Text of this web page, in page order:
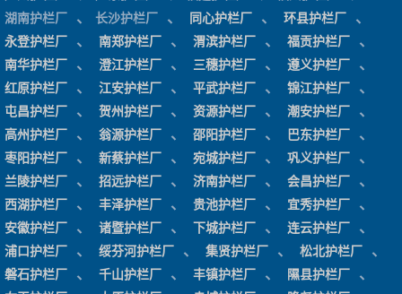
湖南护栏厂 、 长沙护栏厂 、 同心护栏厂 、 环县护栏厂 、
永登护栏厂 、 南郑护栏厂 、 渭滨护栏厂 、 福贡护栏厂 、
南华护栏厂 、 澄江护栏厂 、 三穗护栏厂 、 遵义护栏厂 、
红原护栏厂 、 江安护栏厂 、 平武护栏厂 、 锦江护栏厂 、
屯昌护栏厂 、 贺州护栏厂 、 资源护栏厂 、 潮安护栏厂 、
高州护栏厂 、 翁源护栏厂 、 邵阳护栏厂 、 巴东护栏厂 、
枣阳护栏厂 、 新蔡护栏厂 、 宛城护栏厂 、 巩义护栏厂 、
兰陵护栏厂 、 招远护栏厂 、 济南护栏厂 、 会昌护栏厂 、
西湖护栏厂 、 丰泽护栏厂 、 贵池护栏厂 、 宜秀护栏厂 、
安徽护栏厂 、 诸暨护栏厂 、 下城护栏厂 、 连云护栏厂 、
浦口护栏厂 、 绥芬河护栏厂 、 集贤护栏厂 、 松北护栏厂 、
磐石护栏厂 、 千山护栏厂 、 丰镇护栏厂 、 隰县护栏厂 、